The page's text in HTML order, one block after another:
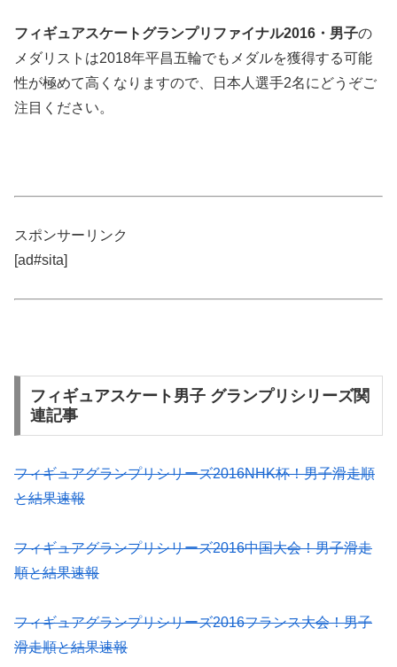
フィギュアスケートグランプリファイナル2016・男子の
メダリストは2018年平昌五輪でもメダルを獲得する可能
性が極めて高くなりますので、日本人選手2名にどうぞご
注目ください。
スポンサーリンク
[ad#sita]
フィギュアスケート男子 グランプリシリーズ関
連記事
フィギュアグランプリシリーズ2016NHK杯！男子滑走順
と結果速報
フィギュアグランプリシリーズ2016中国大会！男子滑走
順と結果速報
フィギュアグランプリシリーズ2016フランス大会！男子
滑走順と結果速報